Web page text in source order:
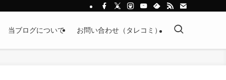
当ブログについて お問い合わせ（タレコミ）